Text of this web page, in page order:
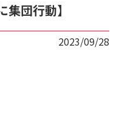
団行動】
2023/09/28